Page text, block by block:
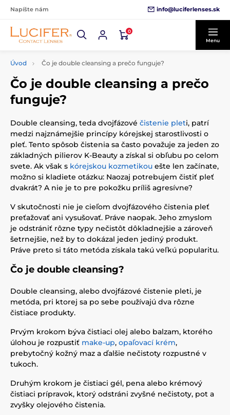
Napíšte nám info@luciferlenses.sk
0
Menu
Úvod Čo je double cleansing a prečo funguje?
Čo je double cleansing a prečo
funguje?
Double cleansing, teda dvojfázové čistenie pleti, patrí
medzi najznámejšie princípy kórejskej starostlivosti o
pleť. Tento spôsob čistenia sa často považuje za jeden zo
základných pilierov K-Beauty a získal si obľubu po celom
svete. Ak však s kórejskou kozmetikou ešte len začínate,
možno si kladiete otázku: Naozaj potrebujem čistiť pleť
dvakrát? A nie je to pre pokožku príliš agresívne?
V skutočnosti nie je cieľom dvojfázového čistenia pleť
preťažovať ani vysušovať. Práve naopak. Jeho zmyslom
je odstrániť rôzne typy nečistôt dôkladnejšie a zároveň
šetrnejšie, než by to dokázal jeden jediný produkt.
Práve preto si táto metóda získala takú veľkú popularitu.
Čo je double cleansing?
Double cleansing, alebo dvojfázové čistenie pleti, je
metóda, pri ktorej sa po sebe používajú dva rôzne
čistiace produkty.
Prvým krokom býva čistiaci olej alebo balzam, ktorého
úlohou je rozpustiť make-up, opaľovací krém,
prebytočný kožný maz a ďalšie nečistoty rozpustné v
tukoch.
Druhým krokom je čistiaci gél, pena alebo krémový
čistiaci prípravok, ktorý odstráni zvyšné nečistoty, pot a
zvyšky olejového čistenia.